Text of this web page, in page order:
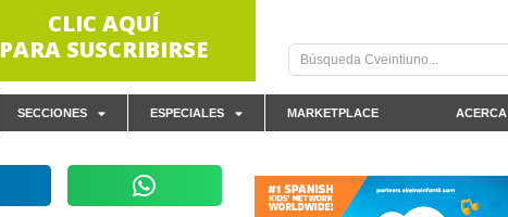
CLIC AQUÍ
PARA SUSCRIBIRSE
SECCIONES ESPECIALES MARKETPLACE